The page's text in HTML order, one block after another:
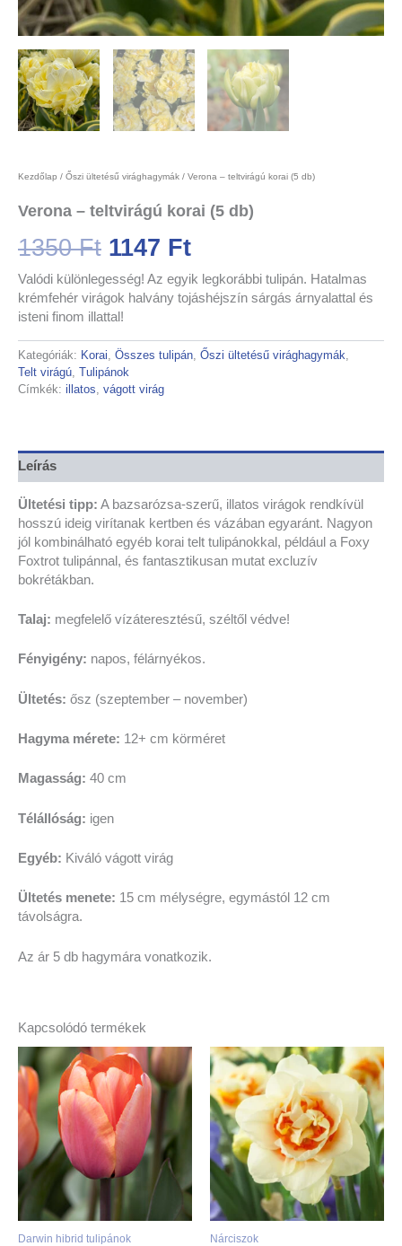
Kezdőlap / Őszi ültetésű virághagymák / Verona – teltvirágú korai (5 db)
Verona – teltvirágú korai (5 db)
1350Ft 1147 Ft
Valódi különlegesség! Az egyik legkorábbi tulipán. Hatalmas
krémfehér virágok halvány tojáshéjszín sárgás árnyalattal és
isteni finom illattal!
Kategóriák: Korai, Összes tulipán, Őszi ültetésű virághagymák,
Telt virágú, Tulipánok
Címkék: illatos, vágott virág
Leírás
Ültetési tipp: A bazsarózsa-szerű, illatos virágok rendkívül
hosszú ideig virítanak kertben és vázában egyaránt. Nagyon
jól kombinálható egyéb korai telt tulipánokkal, például a Foxy
Foxtrot tulipánnal, és fantasztikusan mutat excluzív
bokrétákban.
Talaj: megfelelő vízáteresztésű, széltől védve!
Fényigény: napos, félárnyékos.
Ültetés: ősz (szeptember – november)
Hagyma mérete: 12+ cm körméret
Magasság: 40 cm
Télállóság: igen
Egyéb: Kiváló vágott virág
Ültetés menete: 15 cm mélységre, egymástól 12 cm
távolságra.
Az ár 5 db hagymára vonatkozik.
Kapcsolódó termékek
Darwin hibrid tulipánok Nárciszok